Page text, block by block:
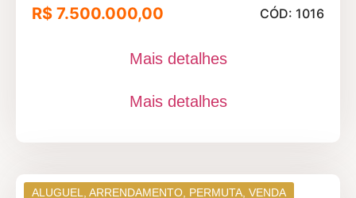
R$ 7.500.000,00 CÓD: 1016
Mais detalhes
Mais detalhes
ALUGUEL ARRENDAMENTO PERMUTA VENDA